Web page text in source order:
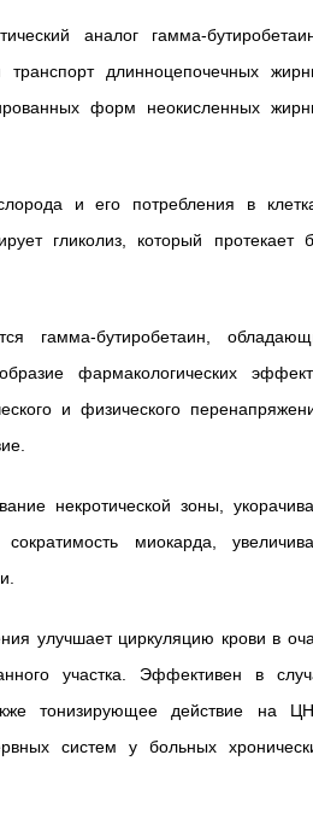
аналог гамма-
транспорт длинноцепочечных
форм неокисленных
и его потребления в
гликолиз, который протекает
гамма-бутиробетаин,
фармакологических
и физического
некротической зоны,
миокарда,
улучшает циркуляцию крови в
участка. Эффективен в
тонизирующее действие на
систем у больных